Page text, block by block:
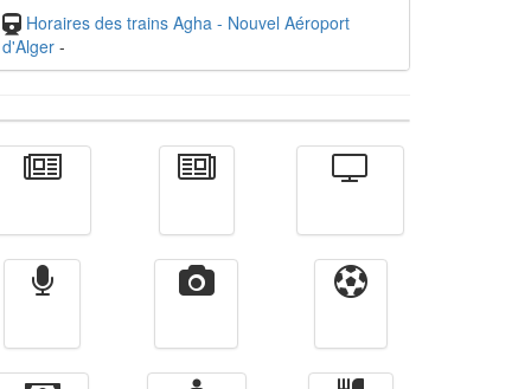
Horaires des trains Agha - Nouvel Aéroport
d'Alger -